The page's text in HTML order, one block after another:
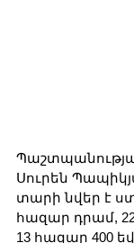
Սուրեն
տարի նվեր է
հազար դրամ,
13 հազար 400